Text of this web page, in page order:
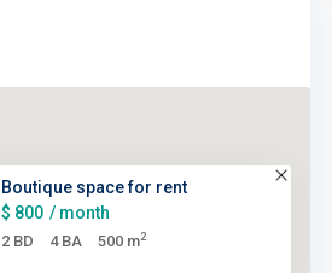
Boutique space for rent
$ 800 / month
2 BD 4 BA 500 m2